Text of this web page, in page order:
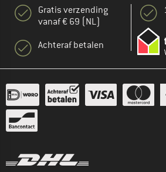
Gratis verzending
vanaf € 69 (NL)
Achteraf betalen